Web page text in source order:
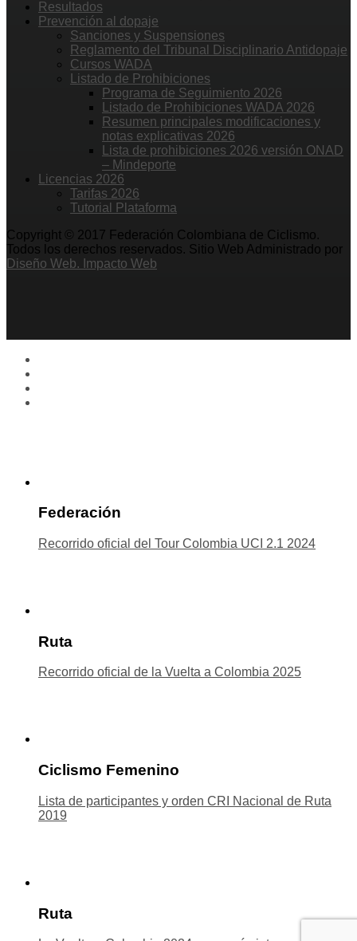
Resultados
Prevención al dopaje
Sanciones y Suspensiones
Reglamento del Tribunal Disciplinario Antidopaje
Cursos WADA
Listado de Prohibiciones
Programa de Seguimiento 2026
Listado de Prohibiciones WADA 2026
Resumen principales modificaciones y
notas explicativas 2026
Lista de prohibiciones 2026 versión ONAD
– Mindeporte
Licencias 2026
Tarifas 2026
Tutorial Plataforma
Copyright © 2017 Federación Colombiana de Ciclismo.
Todos los derechos reservados. Sitio Web Administrado por
Diseño Web. Impacto Web
Federación
Recorrido oficial del Tour Colombia UCI 2.1 2024
Ruta
Recorrido oficial de la Vuelta a Colombia 2025
Ciclismo Femenino
Lista de participantes y orden CRI Nacional de Ruta
2019
Ruta